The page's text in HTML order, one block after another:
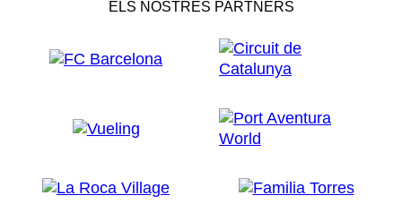
ELS NOSTRES PARTNERS